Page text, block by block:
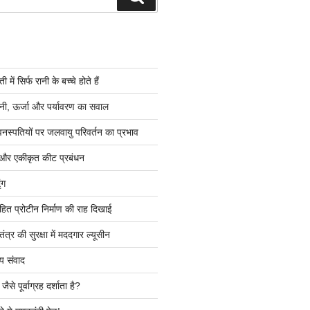
में सिर्फ रानी के बच्चे होते हैं
ऊर्जा और पर्यावरण का सवाल
पर जलवायु परिवर्तन का प्रभाव
एकीकृत कीट प्रबंधन
प्रोटीन निर्माण की राह दिखाई
की सुरक्षा में मददगार ल्यूसीन
संवाद
पूर्वाग्रह दर्शाता है?